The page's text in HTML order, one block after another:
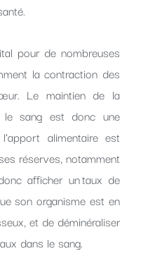
pour de nombreuses
la contraction des
Le maintien de la
le sang est donc une
alimentaire est
réserves, notamment
afficher un taux de
son organisme est en
et de déminéraliser
dans le sang.